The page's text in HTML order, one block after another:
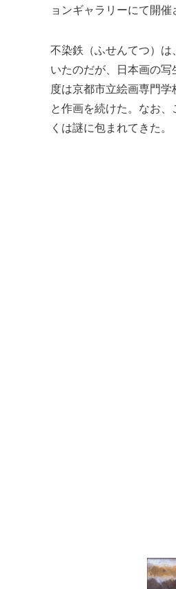
ョンギャラリーにて開催
不染鉄（ふせんてつ）
いたのだが、日本画の
度は京都市立絵画専門
と作画を続けた。なお
くは謎に包まれてきた。